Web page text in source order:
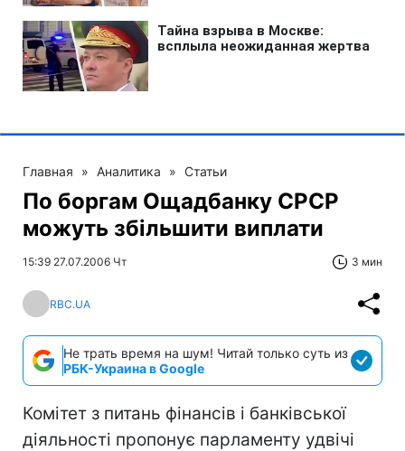
Главная » Аналитика » Статьи
По боргам Ощадбанку СРСР
можуть збільшити виплати
15:39 27.07.2006 Чт 3 мин
RBC.UA
Не трать время на шум! Читай только суть из
РБК-Украина в Google
Комітет з питань фінансів і банківської
діяльності пропонує парламенту удвічі